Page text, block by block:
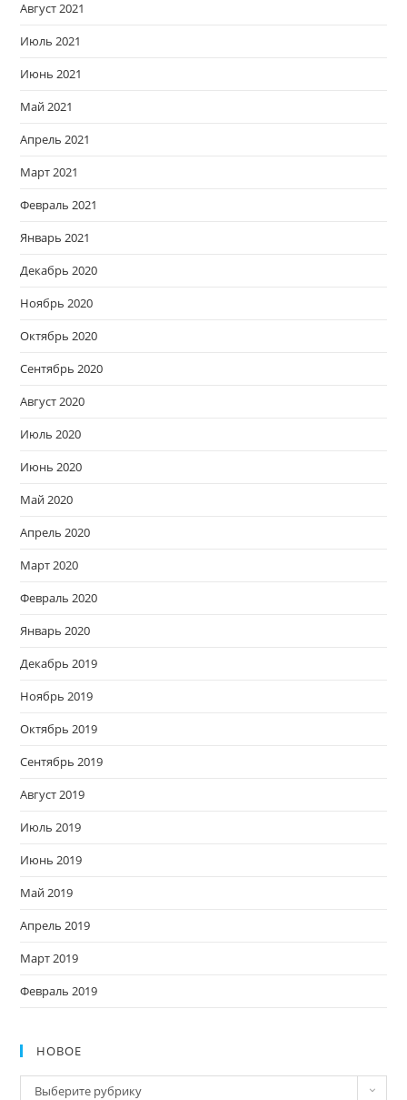
Август 2021
Июль 2021
Июнь 2021
Май 2021
Апрель 2021
Март 2021
Февраль 2021
Январь 2021
Декабрь 2020
Ноябрь 2020
Октябрь 2020
Сентябрь 2020
Август 2020
Июль 2020
Июнь 2020
Май 2020
Апрель 2020
Март 2020
Февраль 2020
Январь 2020
Декабрь 2019
Ноябрь 2019
Октябрь 2019
Сентябрь 2019
Август 2019
Июль 2019
Июнь 2019
Май 2019
Апрель 2019
Март 2019
Февраль 2019
НОВОЕ
Новое
Выберите рубрику